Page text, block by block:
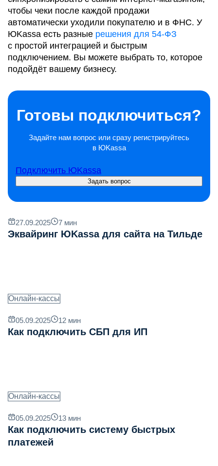
чтобы чеки после каждой продажи
автоматически уходили покупателю и в ФНС. У
ЮKassa есть разные решения для 54-ФЗ
с простой интеграцией и быстрым
подключением. Вы можете выбрать то, которое
подойдёт вашему бизнесу.
Готовы подключиться?
Задайте нам вопрос или сразу регистрируйтесь
в ЮKassa
Подключить ЮKassa
Задать вопрос
27.09.2025 7 мин
Эквайринг ЮKassa для сайта на Тильде
Онлайн-кассы
05.09.2025 12 мин
Как подключить СБП для ИП
Онлайн-кассы
05.09.2025 13 мин
Как подключить систему быстрых
платежей